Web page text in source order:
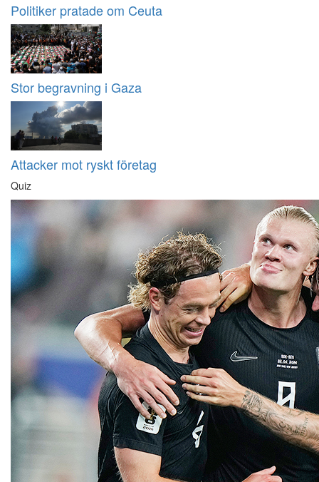
Politiker pratade om Ceuta
Stor begravning i Gaza
Attacker mot ryskt företag
Quiz